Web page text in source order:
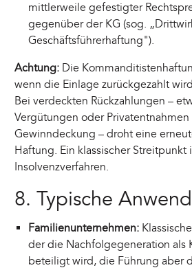
mittlerweile gefestigter
gegenüber der KG (sog.
Geschäftsführerhaftung").
Achtung: Die
wenn die Einlage zurückgezahlt
Bei verdeckten Rückzahlungen –
Vergütungen oder Privatentnahmen
Gewinndeckung – droht eine
Haftung. Ein klassischer Streitpunkt
Insolvenzverfahren.
8. Typische
Familienunternehmen:
der die Nachfolgegeneration als
beteiligt wird, die Führung aber